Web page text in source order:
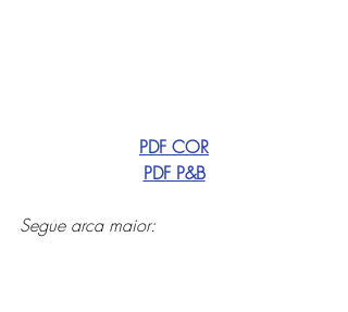
PDF COR
PDF P&B
Segue arca maior: